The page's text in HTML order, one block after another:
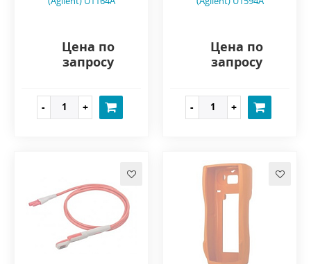
Цена по
запросу
Цена по
запросу